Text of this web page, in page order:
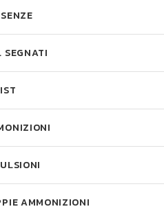
SEGNATI
AMMONIZIONI